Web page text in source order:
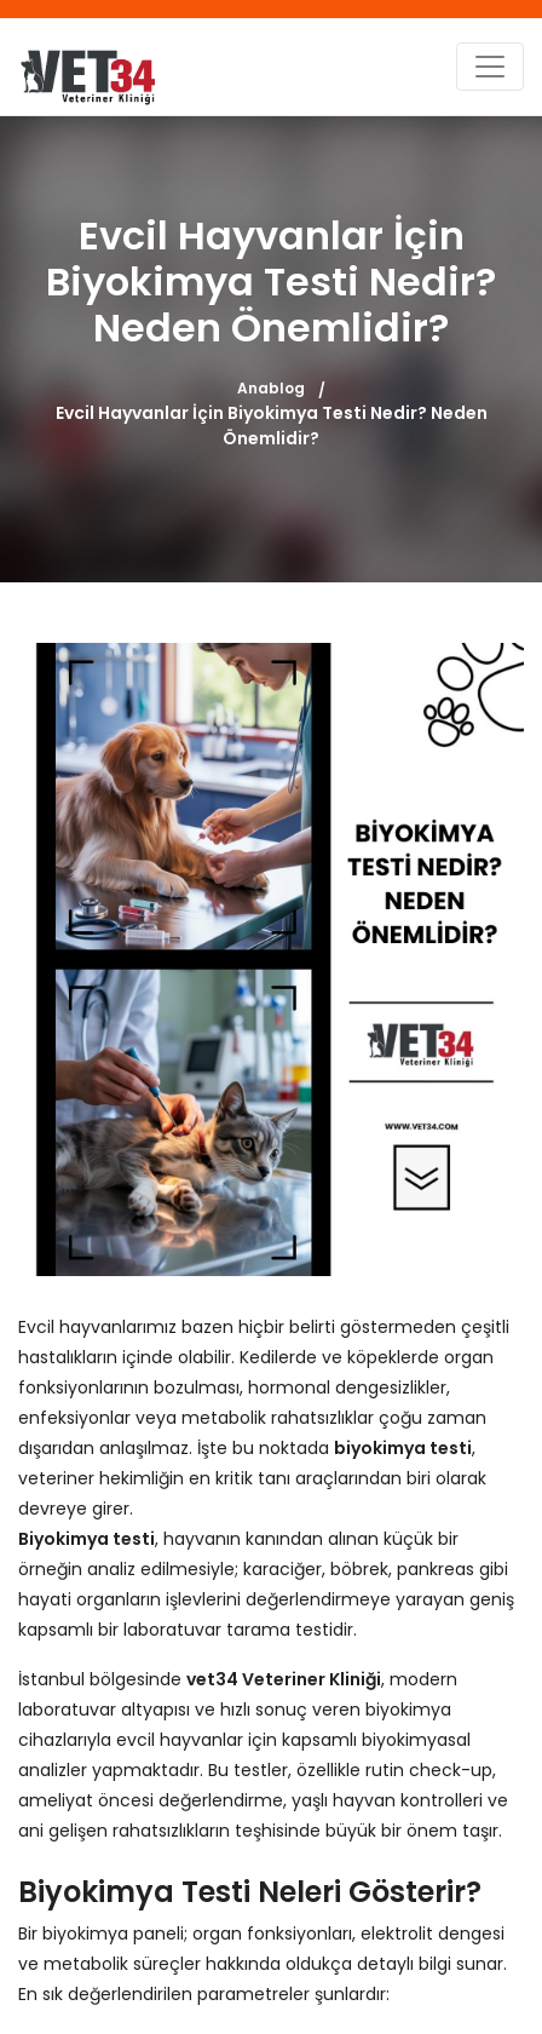
Evcil Hayvanlar İçin
Biyokimya Testi Nedir?
Neden Önemlidir?
Anablog
Evcil Hayvanlar İçin Biyokimya Testi Nedir? Neden
Önemlidir?
Evcil hayvanlarımız bazen hiçbir belirti göstermeden çeşitli
hastalıkların içinde olabilir. Kedilerde ve köpeklerde organ
fonksiyonlarının bozulması, hormonal dengesizlikler,
enfeksiyonlar veya metabolik rahatsızlıklar çoğu zaman
dışarıdan anlaşılmaz. İşte bu noktada biyokimya testi,
veteriner hekimliğin en kritik tanı araçlarından biri olarak
devreye girer.
Biyokimya testi, hayvanın kanından alınan küçük bir
örneğin analiz edilmesiyle; karaciğer, böbrek, pankreas gibi
hayati organların işlevlerini değerlendirmeye yarayan geniş
kapsamlı bir laboratuvar tarama testidir.
İstanbul bölgesinde vet34 Veteriner Kliniği, modern
laboratuvar altyapısı ve hızlı sonuç veren biyokimya
cihazlarıyla evcil hayvanlar için kapsamlı biyokimyasal
analizler yapmaktadır. Bu testler, özellikle rutin check-up,
ameliyat öncesi değerlendirme, yaşlı hayvan kontrolleri ve
ani gelişen rahatsızlıkların teşhisinde büyük bir önem taşır.
Biyokimya Testi Neleri Gösterir?
Bir biyokimya paneli; organ fonksiyonları, elektrolit dengesi
ve metabolik süreçler hakkında oldukça detaylı bilgi sunar.
En sık değerlendirilen parametreler şunlardır: